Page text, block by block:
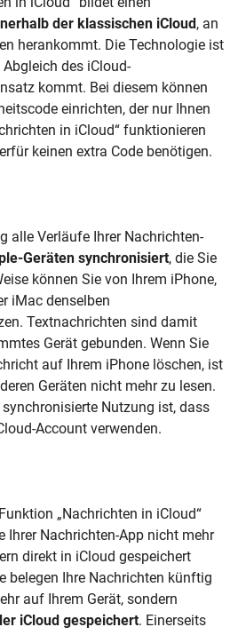
der klassischen iCloud, an
herankommt. Die Technologie ist
des iCloud-
kommt. Bei diesem können
einrichten, der nur Ihnen
in iCloud“ funktionieren
keinen extra Code benötigen.
alle Verläufe Ihrer Nachrichten-
Geräten synchronisiert, die Sie
können Sie von Ihrem iPhone,
iMac denselben
Textnachrichten sind damit
Gerät gebunden. Wenn Sie
auf Ihrem iPhone löschen, ist
Geräten nicht mehr zu lesen.
Nutzung ist, dass
Account verwenden.
„Nachrichten in iCloud“
Ihrer Nachrichten-App nicht mehr
direkt in iCloud gespeichert
belegen Ihre Nachrichten künftig
auf Ihrem Gerät, sondern
iCloud gespeichert. Einerseits